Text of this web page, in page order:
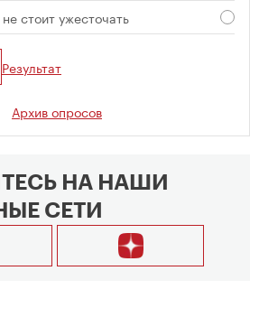
стоит ужесточать
Результат
Архив опросов
НА НАШИ
СЕТИ